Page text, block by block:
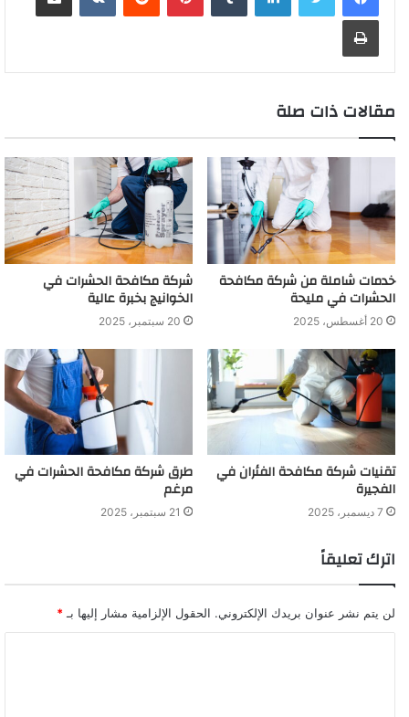
طباعة
مقالات ذات صلة
خدمات شاملة من شركة مكافحة
الحشرات في مليحة
20 أغسطس، 2025
شركة مكافحة الحشرات في
الخوانيج بخبرة عالية
20 سبتمبر، 2025
تقنيات شركة مكافحة الفئران في
الفجيرة
7 ديسمبر، 2025
طرق شركة مكافحة الحشرات في
مرغم
21 سبتمبر، 2025
اترك تعليقاً
لن يتم نشر عنوان بريدك الإلكتروني. الحقول الإلزامية مشار إليها بـ *